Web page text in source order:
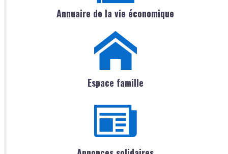
Annuaire de la vie économique
Espace famille